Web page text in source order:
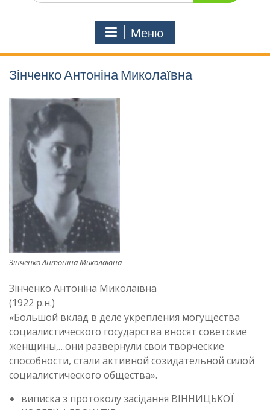
Меню
Зінченко Антоніна Миколаївна
Зінченко Антоніна Миколаївна
Зінченко Антоніна Миколаївна
(1922 р.н.)
«Большой вклад в деле укрепления могущества
социалистического государства вносят советские
женщины,…они развернули свои творческие
способности, стали активной созидательной силой
социалистического общества».
виписка з протоколу засідання ВІННИЦЬКОЇ